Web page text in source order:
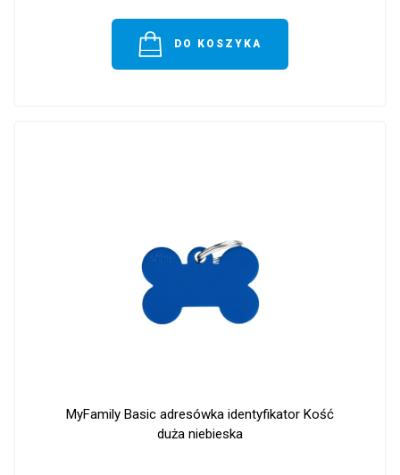
DO KOSZYKA
MyFamily Basic adresówka identyfikator Kość
duża niebieska